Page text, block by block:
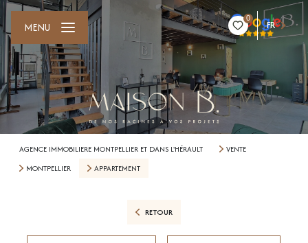
0
FR
MENU
AGENCE IMMOBILIERE MONTPELLIER ET DANS L'HÉRAULT
VENTE
MONTPELLIER
APPARTEMENT
RETOUR